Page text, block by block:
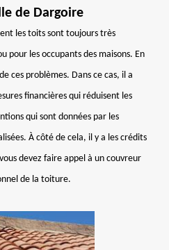
de Dargoire
les toits sont toujours très
pour les occupants des maisons. En
ces problèmes. Dans ce cas, il a
financières qui réduisent les
qui sont données par les
À côté de cela, il y a les crédits
devez faire appel à un couvreur
de la toiture.